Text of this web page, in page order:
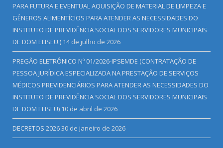
PARA FUTURA E EVENTUAL AQUISIÇÃO DE MATERIAL DE LIMPEZA E
GÊNEROS ALIMENTÍCIOS PARA ATENDER AS NECESSIDADES DO
INSTITUTO DE PREVIDÊNCIA SOCIAL DOS SERVIDORES MUNICIPAIS
DE DOM ELISEU.) 14 de julho de 2026
PREGÃO ELETRÔNICO Nº 01/2026-IPSEMDE (CONTRATAÇÃO DE
PESSOA JURÍDICA ESPECIALIZADA NA PRESTAÇÃO DE SERVIÇOS
MÉDICOS PREVIDENCIÁRIOS PARA ATENDER AS NECESSIDADES DO
INSTITUTO DE PREVIDÊNCIA SOCIAL DOS SERVIDORES MUNICIPAIS
DE DOM ELISEU) 10 de abril de 2026
DECRETOS 202630 de janeiro de 2026